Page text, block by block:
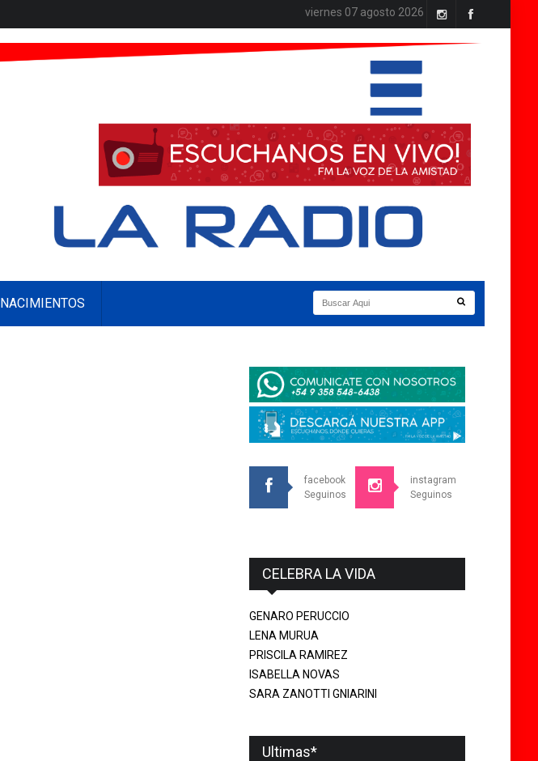
viernes 07 agosto 2026
NACIMIENTOS
facebook
Seguinos
instagram
Seguinos
CELEBRA LA VIDA
GENARO PERUCCIO
LENA MURUA
PRISCILA RAMIREZ
ISABELLA NOVAS
SARA ZANOTTI GNIARINI
Ultimas*